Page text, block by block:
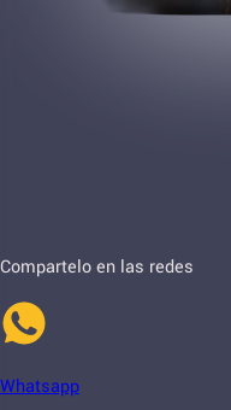
Compartelo en las redes
Whatsapp